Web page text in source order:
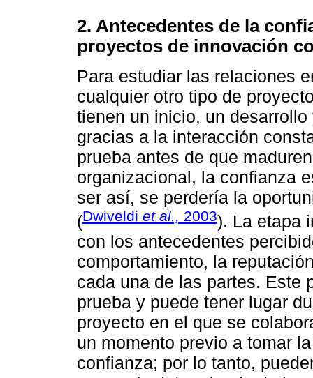
2. Antecedentes de la
proyectos de innovación
Para estudiar las relaciones
cualquier otro tipo de
tienen un inicio, un
gracias a la interacción
prueba antes de que
organizacional, la confianza
ser así, se perdería la
(Dwiveldi et al., 2003). La etapa
con los antecedentes
comportamiento, la
cada una de las partes. Este
prueba y puede tener lugar
proyecto en el que se
un momento previo a tomar
confianza; por lo tanto,